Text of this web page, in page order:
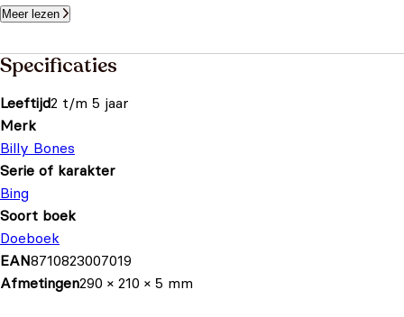
Meer lezen
Specificaties
Leeftijd2 t/m 5 jaar
Merk
Billy Bones
Serie of karakter
Bing
Soort boek
Doeboek
EAN8710823007019
Afmetingen290 × 210 × 5 mm